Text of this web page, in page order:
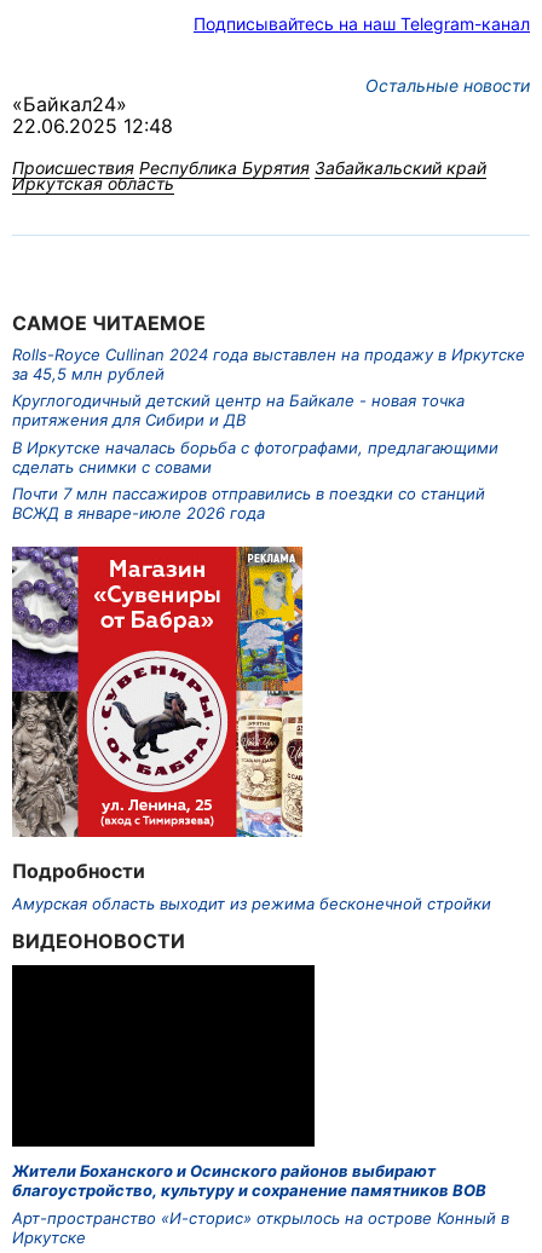
Подписывайтесь на наш Telegram-канал
Остальные новости
«Байкал24»
22.06.2025 12:48
Происшествия Республика Бурятия Забайкальский край
Иркутская область
САМОЕ ЧИТАЕМОЕ
Rolls-Royce Cullinan 2024 года выставлен на продажу в Иркутске
за 45,5 млн рублей
Круглогодичный детский центр на Байкале - новая точка
притяжения для Сибири и ДВ
В Иркутске началась борьба с фотографами, предлагающими
сделать снимки с совами
Почти 7 млн пассажиров отправились в поездки со станций
ВСЖД в январе-июле 2026 года
Подробности
Амурская область выходит из режима бесконечной стройки
ВИДЕОНОВОСТИ
Жители Боханского и Осинского районов выбирают
благоустройство, культуру и сохранение памятников ВОВ
Арт-пространство «И-сторис» открылось на острове Конный в
Иркутске